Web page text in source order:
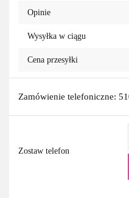
Opinie
Wysyłka w ciągu
Cena przesyłki
Zamówienie telefoniczne:
Zostaw telefon